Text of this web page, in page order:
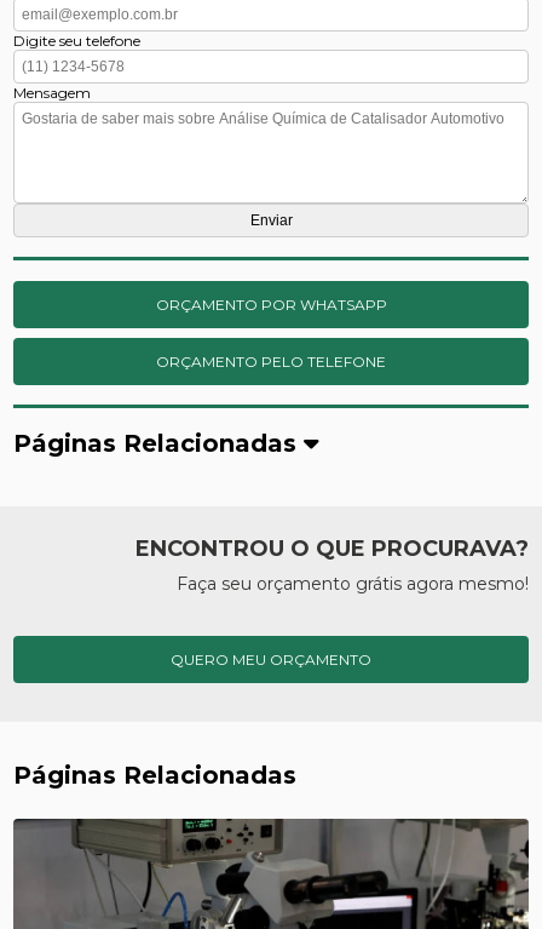
Digite seu telefone
Mensagem
ORÇAMENTO POR WHATSAPP
ORÇAMENTO PELO TELEFONE
Páginas Relacionadas
ENCONTROU O QUE PROCURAVA?
Faça seu orçamento grátis agora mesmo!
QUERO MEU ORÇAMENTO
Páginas Relacionadas